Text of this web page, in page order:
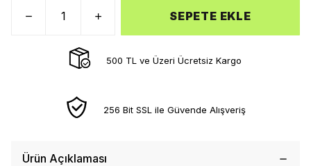
SEPETE EKLE
500 TL ve Üzeri Ücretsiz Kargo
256 Bit SSL ile Güvende Alışveriş
Ürün Açıklaması